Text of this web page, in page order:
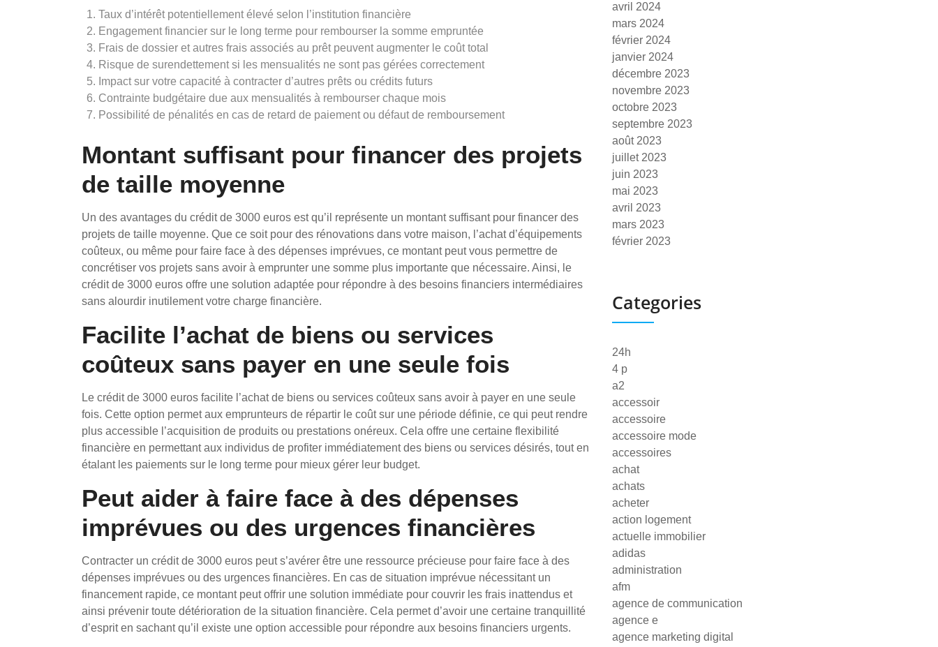
Taux d’intérêt potentiellement élevé selon l’institution financière
Engagement financier sur le long terme pour rembourser la somme empruntée
Frais de dossier et autres frais associés au prêt peuvent augmenter le coût total
Risque de surendettement si les mensualités ne sont pas gérées correctement
Impact sur votre capacité à contracter d’autres prêts ou crédits futurs
Contrainte budgétaire due aux mensualités à rembourser chaque mois
Possibilité de pénalités en cas de retard de paiement ou défaut de remboursement
Montant suffisant pour financer des projets
de taille moyenne
Un des avantages du crédit de 3000 euros est qu’il représente un montant suffisant pour financer des
projets de taille moyenne. Que ce soit pour des rénovations dans votre maison, l’achat d’équipements
coûteux, ou même pour faire face à des dépenses imprévues, ce montant peut vous permettre de
concrétiser vos projets sans avoir à emprunter une somme plus importante que nécessaire. Ainsi, le
crédit de 3000 euros offre une solution adaptée pour répondre à des besoins financiers intermédiaires
sans alourdir inutilement votre charge financière.
Facilite l’achat de biens ou services
coûteux sans payer en une seule fois
Le crédit de 3000 euros facilite l’achat de biens ou services coûteux sans avoir à payer en une seule
fois. Cette option permet aux emprunteurs de répartir le coût sur une période définie, ce qui peut rendre
plus accessible l’acquisition de produits ou prestations onéreux. Cela offre une certaine flexibilité
financière en permettant aux individus de profiter immédiatement des biens ou services désirés, tout en
étalant les paiements sur le long terme pour mieux gérer leur budget.
Peut aider à faire face à des dépenses
imprévues ou des urgences financières
Contracter un crédit de 3000 euros peut s’avérer être une ressource précieuse pour faire face à des
dépenses imprévues ou des urgences financières. En cas de situation imprévue nécessitant un
financement rapide, ce montant peut offrir une solution immédiate pour couvrir les frais inattendus et
ainsi prévenir toute détérioration de la situation financière. Cela permet d’avoir une certaine tranquillité
d’esprit en sachant qu’il existe une option accessible pour répondre aux besoins financiers urgents.
avril 2024
mars 2024
février 2024
janvier 2024
décembre 2023
novembre 2023
octobre 2023
septembre 2023
août 2023
juillet 2023
juin 2023
mai 2023
avril 2023
mars 2023
février 2023
Categories
24h
4 p
a2
accessoir
accessoire
accessoire mode
accessoires
achat
achats
acheter
action logement
actuelle immobilier
adidas
administration
afm
agence de communication
agence e
agence marketing digital